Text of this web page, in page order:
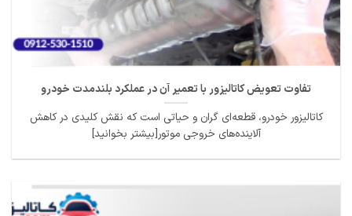
تفاوت تعویض کاتالیزور با تعمیر آن در عملکرد بلندمدت خودرو
کاتالیزور خودرو، قطعه‌ای گران و حیاتی است که نقش کلیدی در کاهش
آلاینده‌های خروجی موتور[بیشتر بخوانید]